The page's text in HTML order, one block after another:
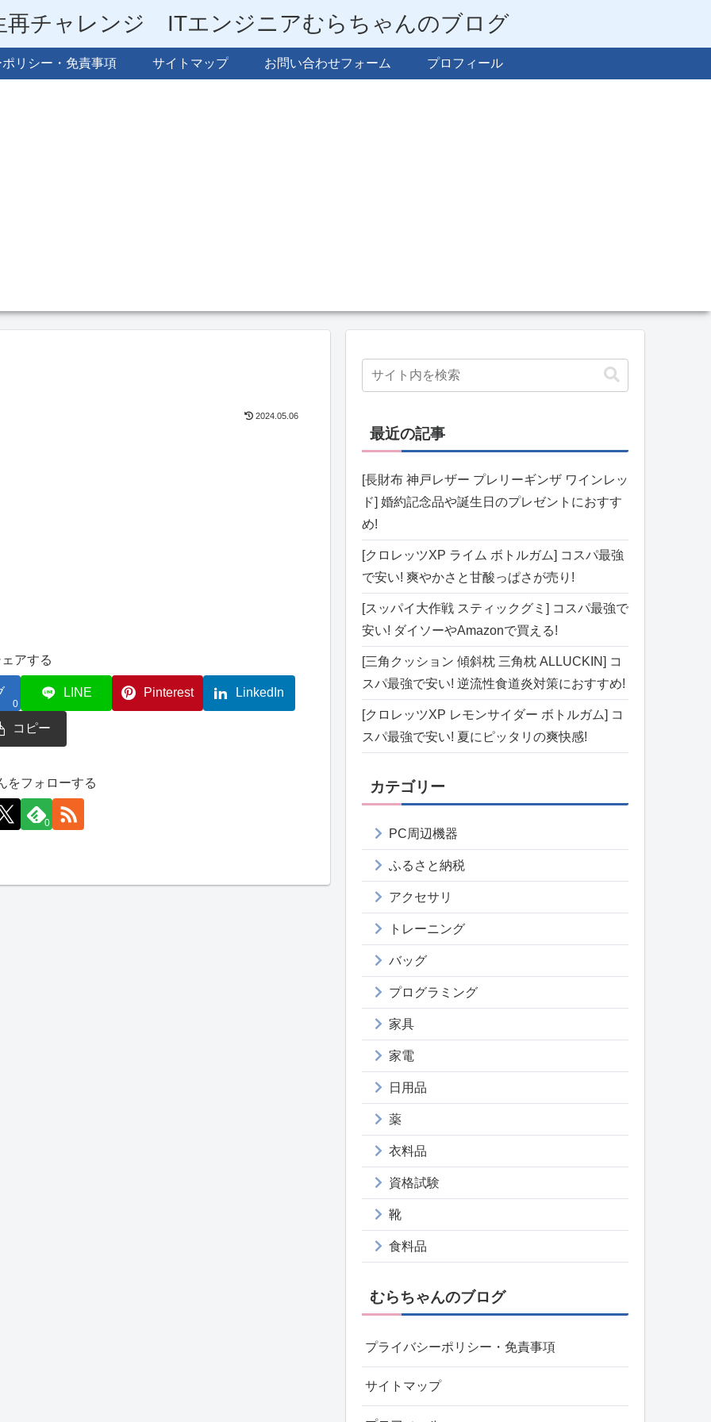
再チャレンジ ITエンジニアむらちゃんのブログ
リシー・免責事項 サイトマップ お問い合わせフォーム プロフィール
2024.05.06
アする
0
LINE Pinterest LinkedIn
コピー
をフォローする
0
最近の記事
[長財布 神戸レザー プレリーギンザ ワインレッ
ド] 婚約記念品や誕生日のプレゼントにおすす
め!
[クロレッツXP ライム ボトルガム] コスパ最強
で安い! 爽やかさと甘酸っぱさが売り!
[スッパイ大作戦 スティックグミ] コスパ最強で
安い! ダイソーやAmazonで買える!
[三角クッション 傾斜枕 三角枕 ALLUCKIN] コ
スパ最強で安い! 逆流性食道炎対策におすすめ!
[クロレッツXP レモンサイダー ボトルガム] コ
スパ最強で安い! 夏にピッタリの爽快感!
カテゴリー
PC周辺機器
ふるさと納税
アクセサリ
トレーニング
バッグ
プログラミング
家具
家電
日用品
薬
衣料品
資格試験
靴
食料品
むらちゃんのブログ
プライバシーポリシー・免責事項
サイトマップ